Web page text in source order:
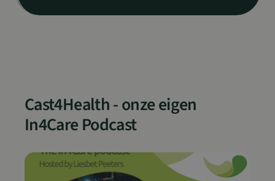
Cast4Health - onze eigen
In4Care Podcast